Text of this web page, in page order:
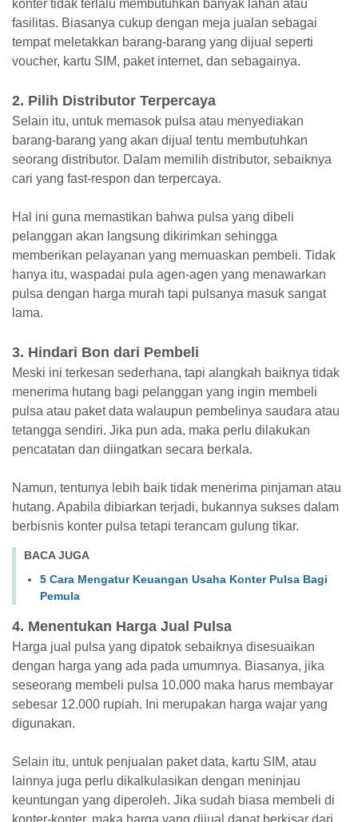
konter tidak terlalu membutuhkan banyak lahan atau
fasilitas. Biasanya cukup dengan meja jualan sebagai
tempat meletakkan barang-barang yang dijual seperti
voucher, kartu SIM, paket internet, dan sebagainya.
2. Pilih Distributor Terpercaya
Selain itu, untuk memasok pulsa atau menyediakan
barang-barang yang akan dijual tentu membutuhkan
seorang distributor. Dalam memilih distributor, sebaiknya
cari yang fast-respon dan terpercaya.
Hal ini guna memastikan bahwa pulsa yang dibeli
pelanggan akan langsung dikirimkan sehingga
memberikan pelayanan yang memuaskan pembeli. Tidak
hanya itu, waspadai pula agen-agen yang menawarkan
pulsa dengan harga murah tapi pulsanya masuk sangat
lama.
3. Hindari Bon dari Pembeli
Meski ini terkesan sederhana, tapi alangkah baiknya tidak
menerima hutang bagi pelanggan yang ingin membeli
pulsa atau paket data walaupun pembelinya saudara atau
tetangga sendiri. Jika pun ada, maka perlu dilakukan
pencatatan dan diingatkan secara berkala.
Namun, tentunya lebih baik tidak menerima pinjaman atau
hutang. Apabila dibiarkan terjadi, bukannya sukses dalam
berbisnis konter pulsa tetapi terancam gulung tikar.
BACA JUGA
5 Cara Mengatur Keuangan Usaha Konter Pulsa Bagi
Pemula
4. Menentukan Harga Jual Pulsa
Harga jual pulsa yang dipatok sebaiknya disesuaikan
dengan harga yang ada pada umumnya. Biasanya, jika
seseorang membeli pulsa 10.000 maka harus membayar
sebesar 12.000 rupiah. Ini merupakan harga wajar yang
digunakan.
Selain itu, untuk penjualan paket data, kartu SIM, atau
lainnya juga perlu dikalkulasikan dengan meninjau
keuntungan yang diperoleh. Jika sudah biasa membeli di